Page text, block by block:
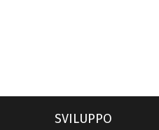
SVILUPPO